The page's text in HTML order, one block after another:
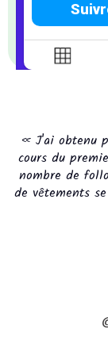
« J'ai obtenu
cours du
nombre de
de vêtements